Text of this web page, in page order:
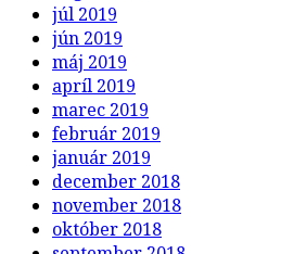
júl 2019
jún 2019
máj 2019
apríl 2019
marec 2019
február 2019
január 2019
december 2018
november 2018
október 2018